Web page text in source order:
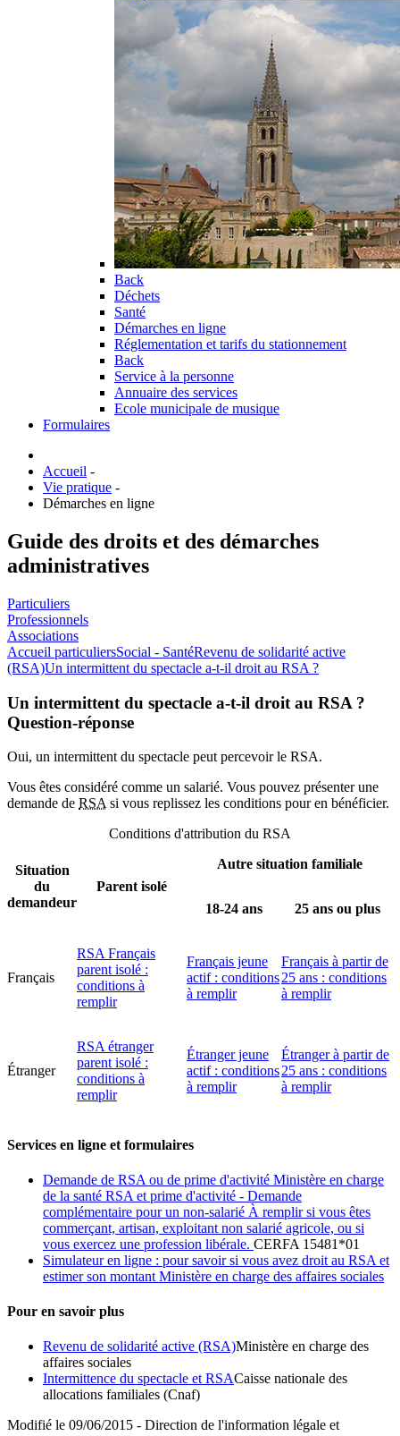
Back
Déchets
Santé
Démarches en ligne
Réglementation et tarifs du stationnement
Back
Service à la personne
Annuaire des services
Ecole municipale de musique
Formulaires
Accueil -
Vie pratique -
Démarches en ligne
Guide des droits et des démarches
administratives
Particuliers
Professionnels
Associations
Accueil particuliersSocial - SantéRevenu de solidarité active
(RSA)Un intermittent du spectacle a-t-il droit au RSA ?
Un intermittent du spectacle a-t-il droit au RSA ?
Question-réponse
Oui, un intermittent du spectacle peut percevoir le RSA.
Vous êtes considéré comme un salarié. Vous pouvez présenter une
demande de RSA si vous replissez les conditions pour en bénéficier.
Conditions d'attribution du RSA
Situation
du
demandeur
Parent isolé
Autre situation familiale
18-24 ans 25 ans ou plus
Français
RSA Français
parent isolé :
conditions à
remplir
Français jeune
actif : conditions
à remplir
Français à partir de
25 ans : conditions
à remplir
Étranger
RSA étranger
parent isolé :
conditions à
remplir
Étranger jeune
actif : conditions
à remplir
Étranger à partir de
25 ans : conditions
à remplir
Services en ligne et formulaires
Demande de RSA ou de prime d'activité Ministère en charge
de la santé RSA et prime d'activité - Demande
complémentaire pour un non-salarié À remplir si vous êtes
commerçant, artisan, exploitant non salarié agricole, ou si
vous exercez une profession libérale. CERFA 15481*01
Simulateur en ligne : pour savoir si vous avez droit au RSA et
estimer son montant Ministère en charge des affaires sociales
Pour en savoir plus
Revenu de solidarité active (RSA)Ministère en charge des
affaires sociales
Intermittence du spectacle et RSACaisse nationale des
allocations familiales (Cnaf)
Modifié le 09/06/2015 - Direction de l'information légale et